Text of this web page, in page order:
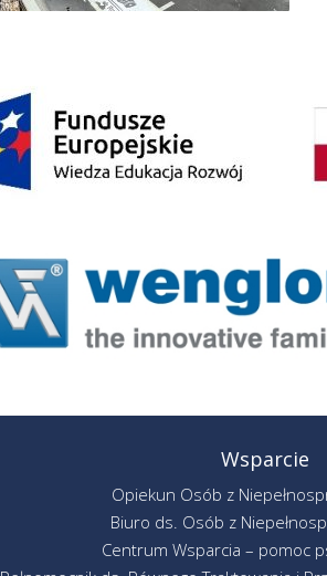
Wsparcie
Opiekun Osób z
Biuro ds. Osób z
Centrum Wsparcia – pomoc